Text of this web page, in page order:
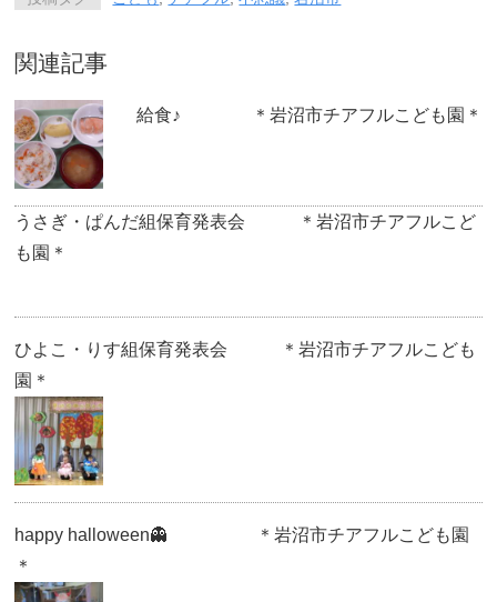
関連記事
給食♪ ＊岩沼市チアフルこども園＊
うさぎ・ぱんだ組保育発表会 ＊岩沼市チアフルこど
も園＊
ひよこ・りす組保育発表会 ＊岩沼市チアフルこども
園＊
happy halloween👻 ＊岩沼市チアフルこども園
＊